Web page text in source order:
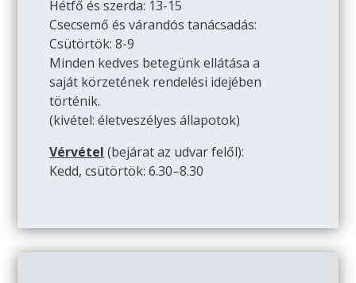
Hétfő és szerda: 13-15
Csecsemő és várandós tanácsadás:
Csütörtök: 8-9
Minden kedves betegünk ellátása a
saját körzetének rendelési idejében
történik.
(kivétel: életveszélyes állapotok)
Vérvétel (bejárat az udvar felől):
Kedd, csütörtök: 6.30–8.30